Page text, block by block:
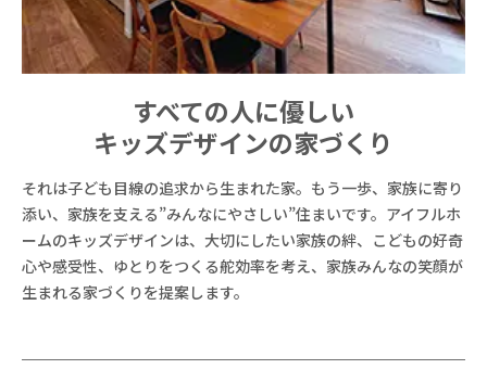
すべての人に優しい
キッズデザインの家づくり
それは子ども目線の追求から生まれた家。もう一歩、家族に寄り
添い、家族を支える”みんなにやさしい”住まいです。アイフルホ
ームのキッズデザインは、大切にしたい家族の絆、こどもの好奇
心や感受性、ゆとりをつくる舵効率を考え、家族みんなの笑顔が
生まれる家づくりを提案します。